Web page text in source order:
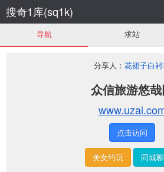
搜奇1库(sq1k)
导航 求站
分享人： 花裙子白
众信旅游悠
点击访问
美女约玩 同城